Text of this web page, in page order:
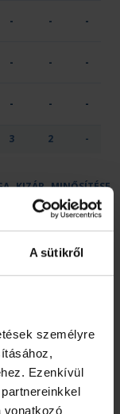
A sütikről
személyre
Ezenkívül
vonatkozó
- - -
- - -
- - -
3 2 -
KIZÁR MINŐSÍTÉSE
Edző
Vezetőedző
0